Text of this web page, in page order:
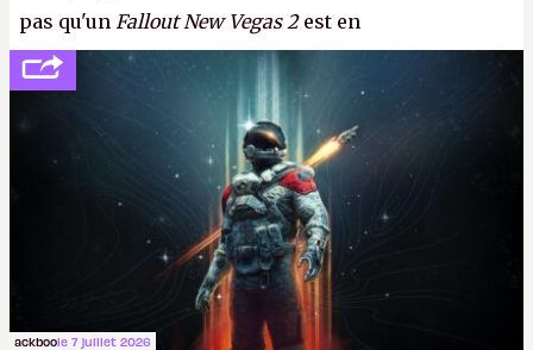
pas qu'un Fallout New Vegas 2est en
développement (pour ce que l'on sait, ils bossent
peut-être sur
Fallout Football ou
Fallout vs. Les
Lapins Crétins) et l'Obsidian d'aujourd'hui n'est plus
le même studio qu'il y a 15 ans. Mais bon, OK, on
peut commencer à fantasmer.A.
ackboole 7 juillet 2026